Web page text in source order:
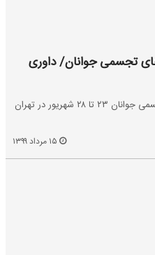
تجسمی جوانان/ داوری
بیست و هفتمین جشنواره هنرهای تجسمی جوانان ۲۳ تا ۲۸ شهریور در تهران